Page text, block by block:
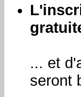
... et
seront